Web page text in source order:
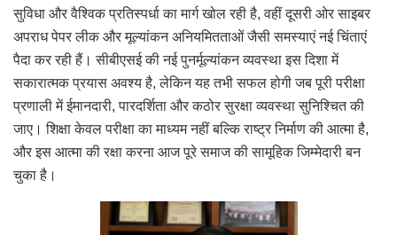
सुविधा और वैश्विक प्रतिस्पर्धा का मार्ग खोल रही है, वहीं दूसरी ओर साइबर
अपराध पेपर लीक और मूल्यांकन अनियमितताओं जैसी समस्याएं नई चिंताएं
पैदा कर रही हैं। सीबीएसई की नई पुनर्मूल्यांकन व्यवस्था इस दिशा में
सकारात्मक प्रयास अवश्य है, लेकिन यह तभी सफल होगी जब पूरी परीक्षा
प्रणाली में ईमानदारी, पारदर्शिता और कठोर सुरक्षा व्यवस्था सुनिश्चित की
जाए। शिक्षा केवल परीक्षा का माध्यम नहीं बल्कि राष्ट्र निर्माण की आत्मा है,
और इस आत्मा की रक्षा करना आज पूरे समाज की सामूहिक जिम्मेदारी बन
चुका है।